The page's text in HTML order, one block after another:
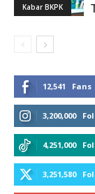
Kabar BKPK
12,541 Fans
3,200,000
4,251,000
3,251,580